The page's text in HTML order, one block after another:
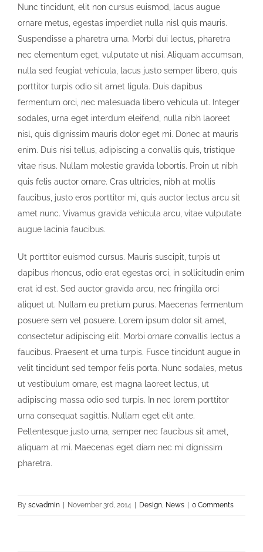
Nunc tincidunt, elit non cursus euismod, lacus augue
ornare metus, egestas imperdiet nulla nisl quis mauris.
Suspendisse a pharetra urna. Morbi dui lectus, pharetra
nec elementum eget, vulputate ut nisi. Aliquam accumsan,
nulla sed feugiat vehicula, lacus justo semper libero, quis
porttitor turpis odio sit amet ligula. Duis dapibus
fermentum orci, nec malesuada libero vehicula ut. Integer
sodales, urna eget interdum eleifend, nulla nibh laoreet
nisl, quis dignissim mauris dolor eget mi. Donec at mauris
enim. Duis nisi tellus, adipiscing a convallis quis, tristique
vitae risus. Nullam molestie gravida lobortis. Proin ut nibh
quis felis auctor ornare. Cras ultricies, nibh at mollis
faucibus, justo eros porttitor mi, quis auctor lectus arcu sit
amet nunc. Vivamus gravida vehicula arcu, vitae vulputate
augue lacinia faucibus.
Ut porttitor euismod cursus. Mauris suscipit, turpis ut
dapibus rhoncus, odio erat egestas orci, in sollicitudin enim
erat id est. Sed auctor gravida arcu, nec fringilla orci
aliquet ut. Nullam eu pretium purus. Maecenas fermentum
posuere sem vel posuere. Lorem ipsum dolor sit amet,
consectetur adipiscing elit. Morbi ornare convallis lectus a
faucibus. Praesent et urna turpis. Fusce tincidunt augue in
velit tincidunt sed tempor felis porta. Nunc sodales, metus
ut vestibulum ornare, est magna laoreet lectus, ut
adipiscing massa odio sed turpis. In nec lorem porttitor
urna consequat sagittis. Nullam eget elit ante.
Pellentesque justo urna, semper nec faucibus sit amet,
aliquam at mi. Maecenas eget diam nec mi dignissim
pharetra.
By scvadmin November 3rd, 2014 Design, News 0 Comments